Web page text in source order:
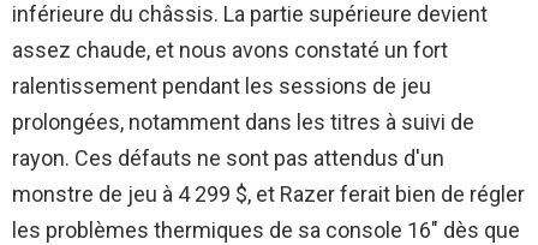
inférieure du châssis. La partie supérieure devient
assez chaude, et nous avons constaté un fort
ralentissement pendant les sessions de jeu
prolongées, notamment dans les titres à suivi de
rayon. Ces défauts ne sont pas attendus d'un
monstre de jeu à 4 299 $, et Razer ferait bien de régler
les problèmes thermiques de sa console 16″ dès que